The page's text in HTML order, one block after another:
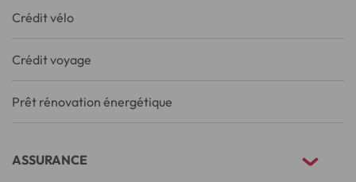
Crédit vélo
Crédit voyage
Prêt rénovation énergétique
ASSURANCE